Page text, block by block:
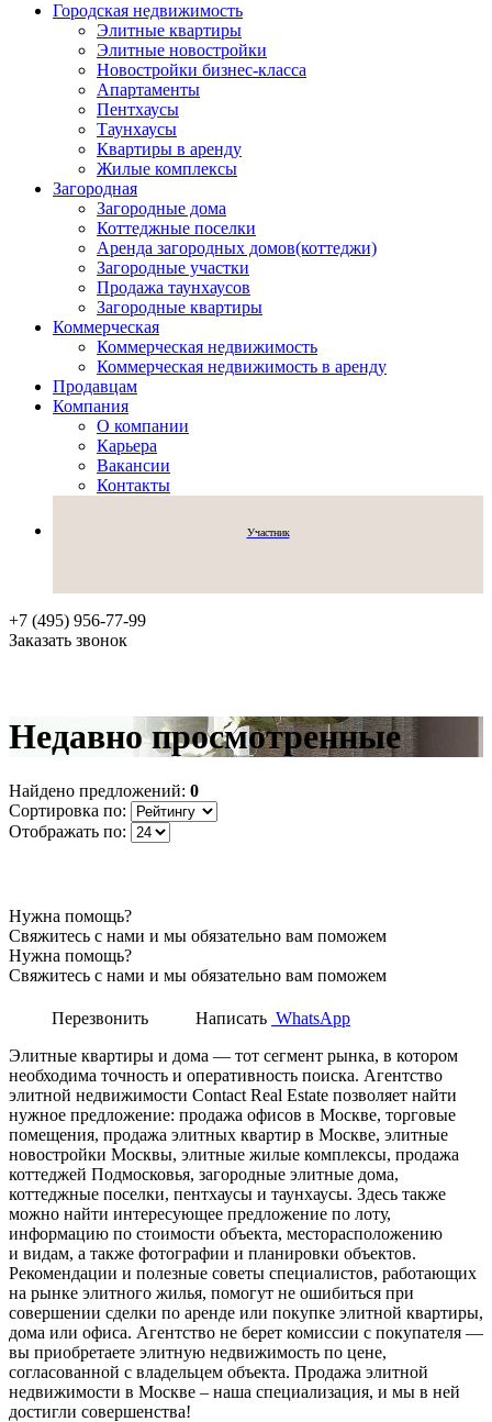
Городская недвижимость
Элитные квартиры
Элитные новостройки
Новостройки бизнес-класса
Апартаменты
Пентхаусы
Таунхаусы
Квартиры в аренду
Жилые комплексы
Загородная
Загородные дома
Коттеджные поселки
Аренда загородных домов(коттеджи)
Загородные участки
Продажа таунхаусов
Загородные квартиры
Коммерческая
Коммерческая недвижимость
Коммерческая недвижимость в аренду
Продавцам
Компания
О компании
Карьера
Вакансии
Контакты
Участник
+7 (495) 956-77-99
Заказать звонок
Недавно просмотренные
Найдено предложений: 0
Сортировка по:
Отображать по:
Нужна помощь?
Свяжитесь с нами и мы обязательно вам поможем
Нужна помощь?
Свяжитесь с нами и мы обязательно вам поможем
Перезвонить Написать WhatsApp
Элитные квартиры и дома — тот сегмент рынка, в котором
необходима точность и оперативность поиска. Агентство
элитной недвижимости Contact Real Estate позволяет найти
нужное предложение: продажа офисов в Москве, торговые
помещения, продажа элитных квартир в Москве, элитные
новостройки Москвы, элитные жилые комплексы, продажа
коттеджей Подмосковья, загородные элитные дома,
коттеджные поселки, пентхаусы и таунхаусы. Здесь также
можно найти интересующее предложение по лоту,
информацию по стоимости объекта, месторасположению
и видам, а также фотографии и планировки объектов.
Рекомендации и полезные советы специалистов, работающих
на рынке элитного жилья, помогут не ошибиться при
совершении сделки по аренде или покупке элитной квартиры,
дома или офиса. Агентство не берет комиссии с покупателя —
вы приобретаете элитную недвижимость по цене,
согласованной с владельцем объекта. Продажа элитной
недвижимости в Москве – наша специализация, и мы в ней
достигли совершенства!